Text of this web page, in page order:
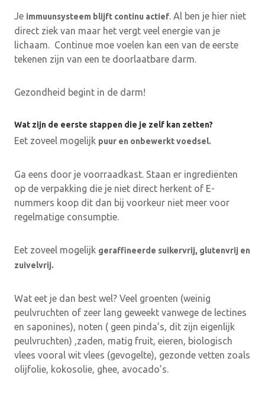
Je immuunsysteem blijft continu actief. Al ben je hier niet
direct ziek van maar het vergt veel energie van je
lichaam. Continue moe voelen kan een van de eerste
tekenen zijn van een te doorlaatbare darm.
Gezondheid begint in de darm!
Wat zijn de eerste stappen die je zelf kan zetten?
Eet zoveel mogelijk puur en onbewerkt voedsel.
Ga eens door je voorraadkast. Staan er ingrediënten
op de verpakking die je niet direct herkent of E-
nummers koop dit dan bij voorkeur niet meer voor
regelmatige consumptie.
Eet zoveel mogelijk geraffineerde suikervrij, glutenvrij en
zuivelvrij.
Wat eet je dan best wel? Veel groenten (weinig
peulvruchten of zeer lang geweekt vanwege de lectines
en saponines), noten ( geen pinda’s, dit zijn eigenlijk
peulvruchten) ,zaden, matig fruit, eieren, biologisch
vlees vooral wit vlees (gevogelte), gezonde vetten zoals
olijfolie, kokosolie, ghee, avocado’s.